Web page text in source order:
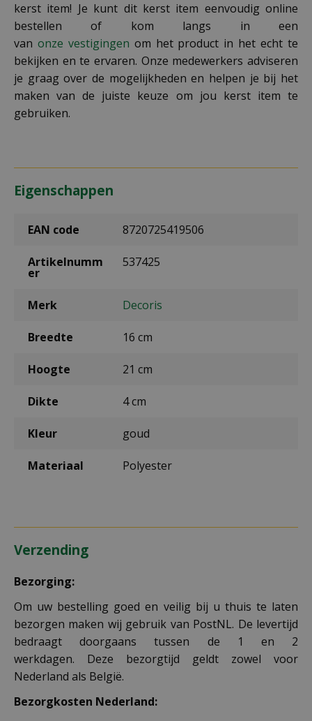
kerst item! Je kunt dit kerst item eenvoudig online
bestellen of kom langs in een
van onze vestigingen om het product in het echt te
bekijken en te ervaren. Onze medewerkers adviseren
je graag over de mogelijkheden en helpen je bij het
maken van de juiste keuze om jou kerst item te
gebruiken.
Eigenschappen
EAN code 8720725419506
Artikelnumm
er
537425
Merk Decoris
Breedte 16 cm
Hoogte 21 cm
Dikte 4 cm
Kleur goud
Materiaal Polyester
Verzending
Bezorging:
Om uw bestelling goed en veilig bij u thuis te laten
bezorgen maken wij gebruik van PostNL. De levertijd
bedraagt doorgaans tussen de 1 en 2
werkdagen. Deze bezorgtijd geldt zowel voor
Nederland als België.
Bezorgkosten Nederland: